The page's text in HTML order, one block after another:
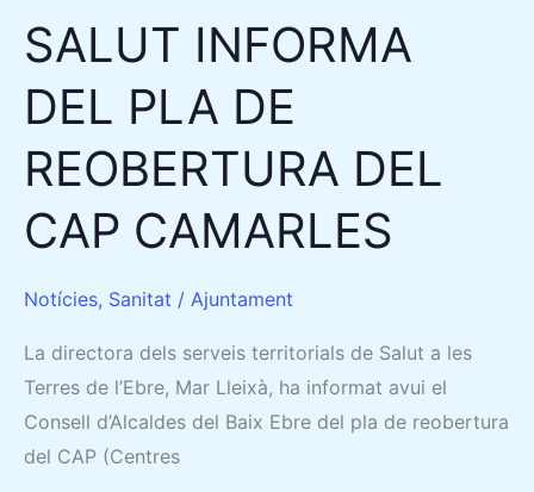
SALUT INFORMA
DEL PLA DE
REOBERTURA DEL
CAP CAMARLES
Notícies, Sanitat / Ajuntament
La directora dels serveis territorials de Salut a les
Terres de l’Ebre, Mar Lleixà, ha informat avui el
Consell d’Alcaldes del Baix Ebre del pla de reobertura
del CAP (Centres